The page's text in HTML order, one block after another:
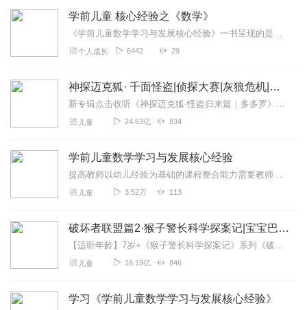
学前儿童 核心经验之《数学》
《学前儿童数学学习与发展核心经验》一书呈现的是数学领域教学知识(PCK)研究的结果。本书由华东师范大学学前教育系黄瑾教授和陕西学前师范学院田方老师共同主编,南京...
个人成长 6442 29
神探迈克狐· 千面怪盗|侦探大赛|灰狼危机|多多罗
新专辑点击收听《神探迈克狐·怪盗归来篇｜多多罗》！！！>>>点击进入主播橱窗购买《神探迈克狐》系列图书吧!<<<多多罗故事【点击前往】收听多多罗其他好玩有趣的故...
儿童 24.63亿 834
学前儿童数学学习与发展核心经验
提高教师以幼儿经验为基础的课程整合能力需要教师怎样的知识和能力储备
儿童 3.52万 113
破坏者联盟篇2·猴子警长科学探案记|宝宝巴士故事
【适听年龄】7岁+《猴子警长科学探案记》系列《破坏者联盟篇1·猴子警长科学探案记》>>>《破坏者联盟篇2·猴子警长科学探案记》>>>《破坏者联盟篇3·猴子警长科...
儿童 16.19亿 846
学习《学前儿童数学学习与发展核心经验》